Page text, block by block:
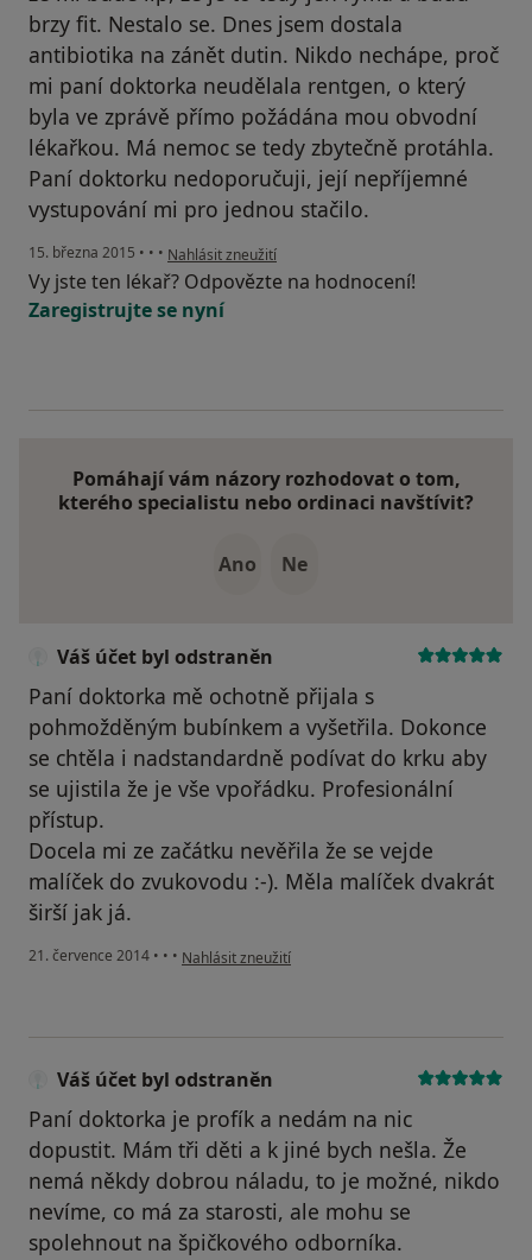
brzy fit. Nestalo se. Dnes jsem dostala
antibiotika na zánět dutin. Nikdo nechápe, proč
mi paní doktorka neudělala rentgen, o který
byla ve zprávě přímo požádána mou obvodní
lékařkou. Má nemoc se tedy zbytečně protáhla.
Paní doktorku nedoporučuji, její nepříjemné
vystupování mi pro jednou stačilo.
15. března 2015 • • • podle názoru uživatele Váš účet byl odstraněn
Nahlásit zneužití
Vy jste ten lékař? Odpovězte na hodnocení!
Zaregistrujte se nyní
Pomáhají vám názory rozhodovat o tom,
kterého specialistu nebo ordinaci navštívit?
Ano Ne
Váš účet byl odstraněn
Paní doktorka mě ochotně přijala s
pohmožděným bubínkem a vyšetřila. Dokonce
se chtěla i nadstandardně podívat do krku aby
se ujistila že je vše vpořádku. Profesionální
přístup.
Docela mi ze začátku nevěřila že se vejde
malíček do zvukovodu :-). Měla malíček dvakrát
širší jak já.
21. července 2014 • • • podle názoru uživatele Váš účet byl odstraněn
Nahlásit zneužití
Váš účet byl odstraněn
Paní doktorka je profík a nedám na nic
dopustit. Mám tři děti a k jiné bych nešla. Že
nemá někdy dobrou náladu, to je možné, nikdo
nevíme, co má za starosti, ale mohu se
spolehnout na špičkového odborníka.